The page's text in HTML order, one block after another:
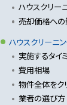
ハウスクリー
売却価格へ
ハウスクリーニ
実施するタイ
費用相場
物件全体をク
業者の選び方